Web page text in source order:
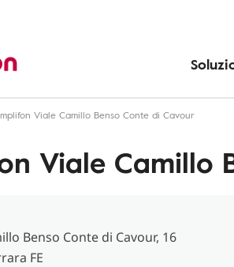
Viale Camillo Benso Conte di Cavour
Viale Camillo
Benso Conte di Cavour, 16
FE